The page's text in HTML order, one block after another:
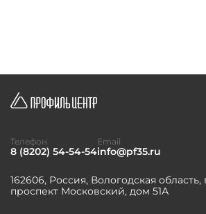
162606, Россия, Вологодская
проспект Московский, дом 51А
Телефон
8 (8202) 54-54-54
Email
info@pf35.ru